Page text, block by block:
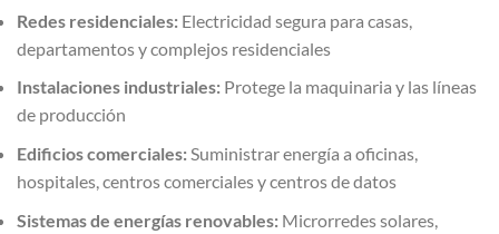
Redes residenciales: Electricidad segura para casas,
departamentos y complejos residenciales
Instalaciones industriales: Protege la maquinaria y las líneas
de producción
Edificios comerciales:Suministrar energía a oficinas,
hospitales, centros comerciales y centros de datos
Sistemas de energías renovables: Microrredes solares,